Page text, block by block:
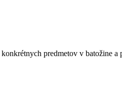
predmetov v batožine a